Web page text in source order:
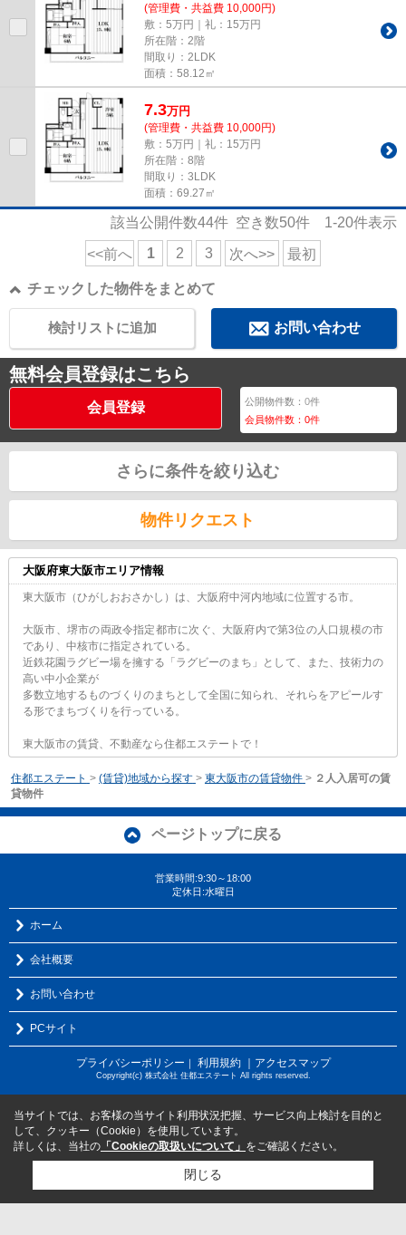
(管理費・共益費 10,000円)
敷：5万円｜礼：15万円
所在階：2階
間取り：2LDK
面積：58.12㎡
7.3万円
(管理費・共益費 10,000円)
敷：5万円｜礼：15万円
所在階：8階
間取り：3LDK
面積：69.27㎡
該当公開件数44件 空き数50件 1-20件表示
<<前へ 1 2 3 次へ>> 最初
チェックした物件をまとめて
お問い合わせ
検討リストに追加
無料会員登録はこちら
会員登録 公開物件数：0件
会員物件数：0件
さらに条件を絞り込む
物件リクエスト
大阪府東大阪市エリア情報
東大阪市（ひがしおおさかし）は、大阪府中河内地域に位置する市。
大阪市、堺市の両政令指定都市に次ぐ、大阪府内で第3位の人口規模の市
であり、中核市に指定されている。
近鉄花園ラグビー場を擁する「ラグビーのまち」として、また、技術力の
高い中小企業が
多数立地するものづくりのまちとして全国に知られ、それらをアピールす
る形でまちづくりを行っている。
東大阪市の賃貸、不動産なら住都エステートで！
住都エステート > (賃貸)地域から探す > 東大阪市の賃貸物件 > ２人入居可の賃
貸物件
ページトップに戻る
営業時間:9:30～18:00
定休日:水曜日
ホーム
会社概要
お問い合わせ
PCサイト
プライバシーポリシー ｜ 利用規約 ｜アクセスマップ
Copyright(c) 株式会社 住都エステート All rights reserved.
当サイトでは、お客様の当サイト利用状況把握、サービス向上検討を目的と
して、クッキー（Cookie）を使用しています。
詳しくは、当社の 「Cookieの取扱いについて」 をご確認ください。
閉じる